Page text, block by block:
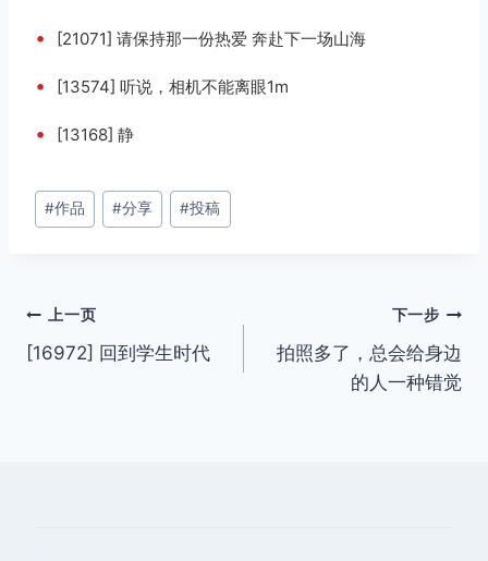
• [21071] 请保持那一份热爱 奔赴下一场山海
• [13574] 听说，相机不能离眼1m
• [13168] 静
文
章
#作品 #分享 #投稿
文
章
上一页
[16972] 回到学生时代
下一步
拍照多了，总会给身边
的人一种错觉